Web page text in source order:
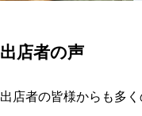
出店者の声
出店者の皆様からも多